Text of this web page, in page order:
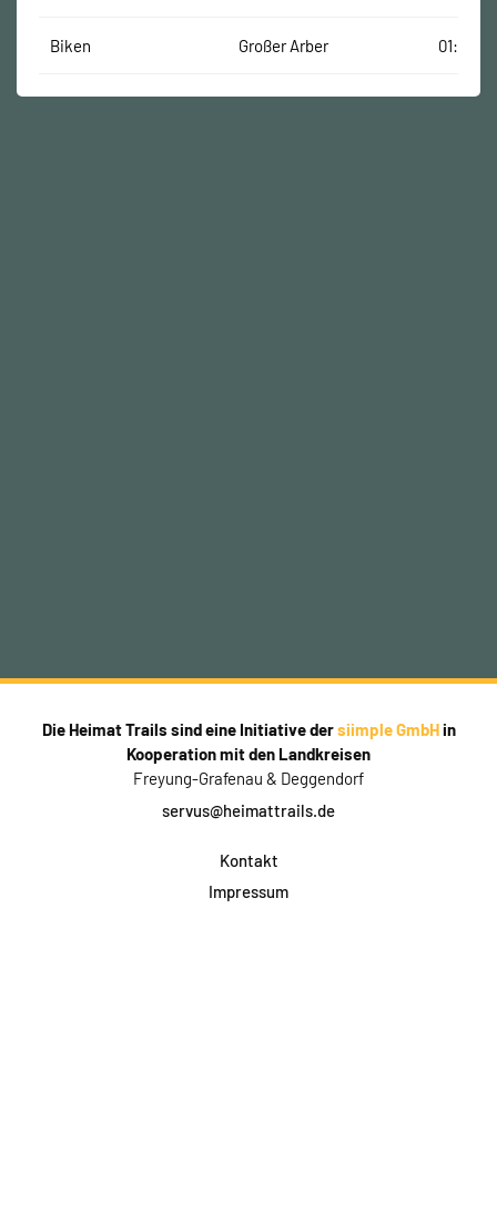
Biken Großer Arber
Die Heimat Trails sind eine Initiative dersiimple GmbHin
Kooperation mit den Landkreisen
Freyung-Grafenau & Deggendorf
servus@heimattrails.de
Kontakt
Impressum